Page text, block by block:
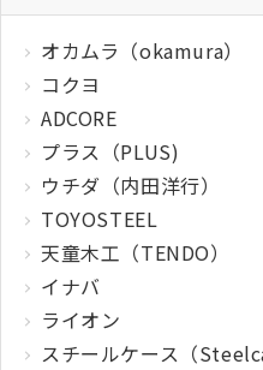
オカムラ（okamura）
コクヨ
ADCORE
プラス（PLUS)
ウチダ（内田洋行）
TOYOSTEEL
天童木工（TENDO）
イナバ
ライオン
スチールケース（